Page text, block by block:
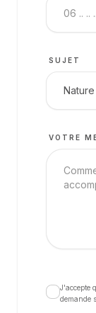
SUJET
VOTRE
J'accepte
demande